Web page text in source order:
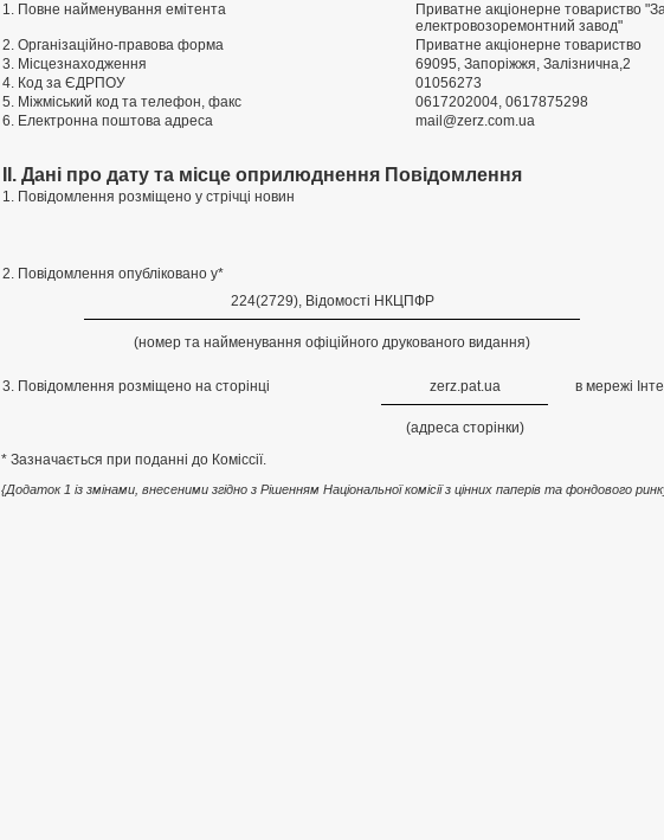
1. Повне найменування емітента
Приватне акцiонерне товариство
електровозоремонтний завод"
2. Організаційно-правова форма
Приватне акціонерне товариство
3. Місцезнаходження
69095, Запорiжжя, Залiзнична,2
4. Код за ЄДРПОУ
01056273
5. Міжміський код та телефон, факс
0617202004, 0617875298
6. Електронна поштова адреса
mail@zerz.com.ua
II. Дані про дату та місце оприлюднення Повідомлення
1. Повідомлення розміщено у стрічці новин
2. Повідомлення опубліковано у*
224(2729), Вiдомостi НКЦПФР
(номер та найменування офіційного друкованого видання)
3. Повідомлення розміщено на сторінці zerz.pat.ua
(адреса сторінки)
в мережі
* Зазначається при поданні до Коміссії.
{Додаток 1 із змінами, внесеними згідно з Рішенням Національної комісії з цінних паперів та фондового